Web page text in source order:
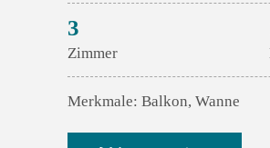
3
Zimmer
Merkmale: Balkon, Wanne